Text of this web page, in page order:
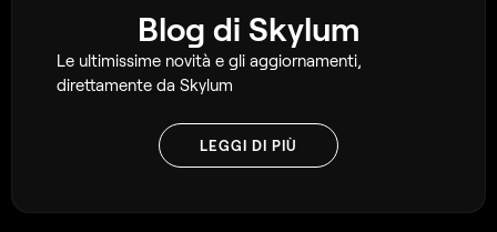
Blog di Skylum
Le ultimissime novità e gli aggiornamenti,
direttamente da Skylum
LEGGI DI PIÙ